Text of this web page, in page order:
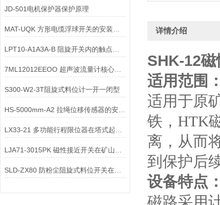
JD-501电机保护器保护原理
7ML12012EEOO 超声波流量计核心配件需做哪些防生物附着改造？
S300-W2-3T阻旋式料位计一开一闭型
HS-5000mm-A2 拉绳位移传感器的安装支架配件有哪些形式
SLD-ZX80 防粉尘阻旋式料位开关在多数情况下适合在负压工况下使用
详情介绍
SHK-12
适用范围
适用于原
铁， HTK
离，从而
到保护后
设备特点